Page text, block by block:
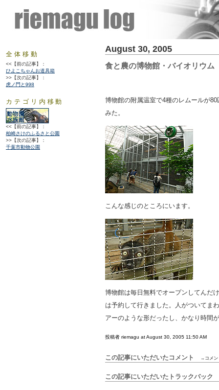
August 30, 2005
食と農の博物館・バイオリウム
博物館の附属温室で4種のレムールが
みた。
こんな感じのところにいます。
博物館は毎日無料でオープンしてんだ
は予約して行きました。人がついてま
アーのような形だったし、かなり時間
投稿者 riemagu at August 30, 2005 11:50 AM
この記事にいただいたコメント →コメン
この記事にいただいたトラックバック
全体移動
<<【前の記事】：
ひよこちゃんお道具箱
>>【次の記事】：
虎ノ門と998
カテゴリ内移動
<<【前の記事】：
柏崎さけのふるさと公園
>>【次の記事】：
千葉市動物公園